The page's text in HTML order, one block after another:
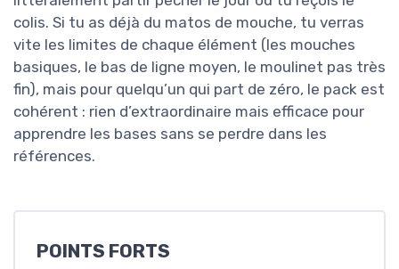
colis. Si tu as déjà du matos de mouche, tu verras
vite les limites de chaque élément (les mouches
basiques, le bas de ligne moyen, le moulinet pas très
fin), mais pour quelqu’un qui part de zéro, le pack est
cohérent : rien d’extraordinaire mais efficace pour
apprendre les bases sans se perdre dans les
références.
POINTS FORTS